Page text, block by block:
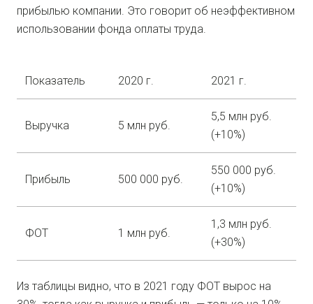
прибылью компании. Это говорит об неэффективном
использовании фонда оплаты труда.
Показатель 2020 г. 2021 г.
Выручка 5 млн руб.
5,5 млн руб.
(+10%)
Прибыль 500 000 руб.
550 000 руб.
(+10%)
ФОТ 1 млн руб.
1,3 млн руб.
(+30%)
Из таблицы видно, что в 2021 году ФОТ вырос на